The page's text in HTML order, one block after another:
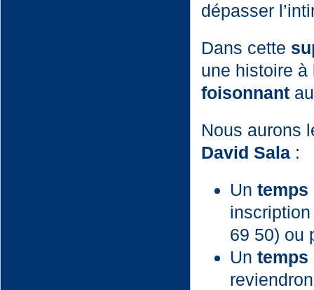
dépasser
Dans cette
une histoire
foisonnant
Nous aurons
David Sala :
Un temps
69 50) ou
Un temps